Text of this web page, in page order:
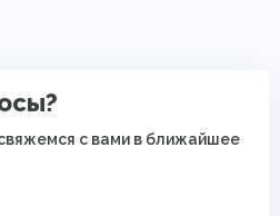
для квартиры
с вами в ближайшее